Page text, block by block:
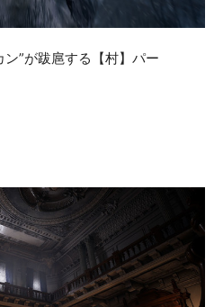
”が跋扈する【村】パー